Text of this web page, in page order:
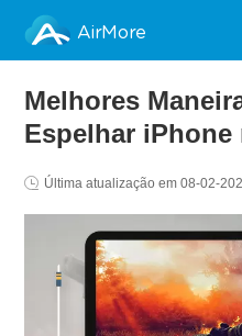
AirMore
Melhores
Espelhar iPhone
Última atualização em08-02-